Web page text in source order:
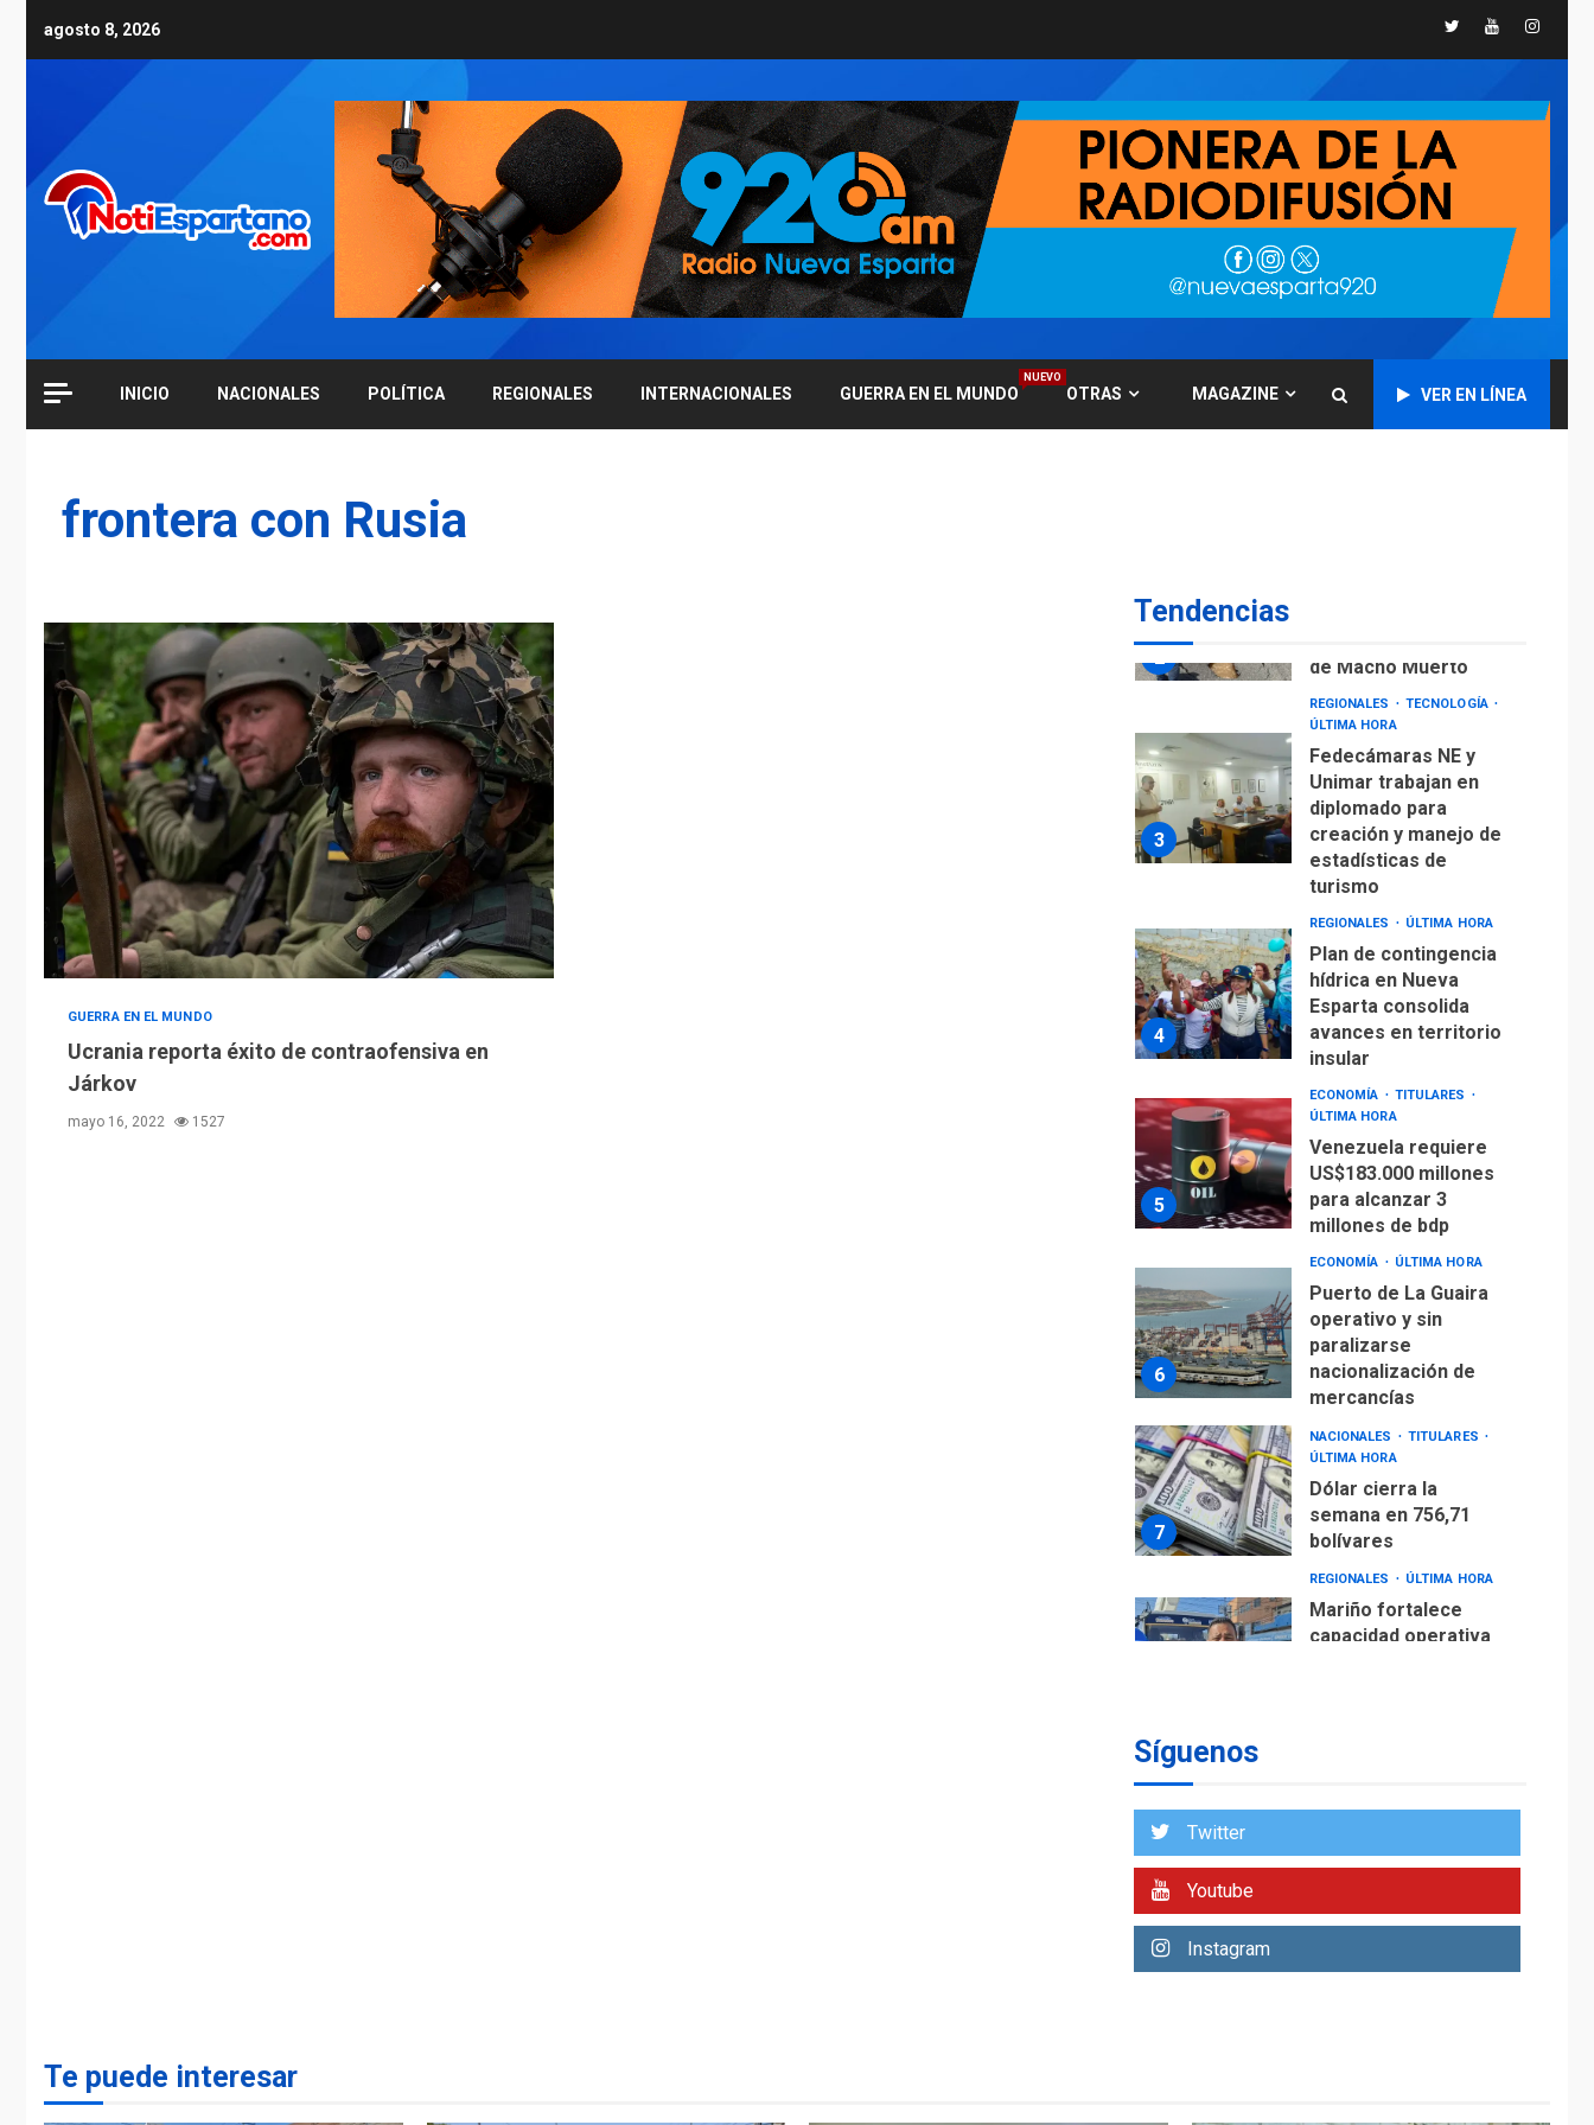
agosto 8, 2026 TwitterYoutube
INICIO NACIONALES POLÍTICA REGIONALES INTERNACIONALES GUERRA EN EL MUNDO
NUEVO
OTRAS MAGAZINE VER EN LÍNEA
frontera con Rusia
GUERRA EN EL MUNDO
Ucrania reporta éxito de contraofensiva en
Járkov
mayo 16, 2022 1527
Tendencias
6
Puerto de La Guaira
operativo y sin
paralizarse
nacionalización de
mercancías
7
NACIONALES
TITULARES
Dólar cierra la
semana en 756,71
bolívares
REGIONALES ÚLTIMA HORA
Mariño fortalece
2
de Macho Muerto
3
REGIONALES
TECNOLOGÍA
ÚLTIMA HORA
Fedecámaras NE y
Unimar trabajan en
diplomado para
creación y manejo de
estadísticas de
turismo
4
REGIONALES ÚLTIMA HORA
Plan de contingencia
hídrica en Nueva
Esparta consolida
avances en territorio
insular
5
ECONOMÍA
TITULARES
ÚLTIMA HORA
Venezuela requiere
US$183.000 millones
para alcanzar 3
millones de bdp
6
ECONOMÍA ÚLTIMA HORA
Puerto de La Guaira
operativo y sin
paralizarse
nacionalización de
mercancías
7
NACIONALES
TITULARES
ÚLTIMA HORA
Dólar cierra la
semana en 756,71
bolívares
REGIONALES ÚLTIMA HORA
Mariño fortalece
capacidad operativa
2
Reparan hundimiento
Arismendi» a la altura
REGIONALES
TECNOLOGÍA
Fedecámaras NE y
Síguenos
Twitter
Youtube
Instagram
Te puede interesar